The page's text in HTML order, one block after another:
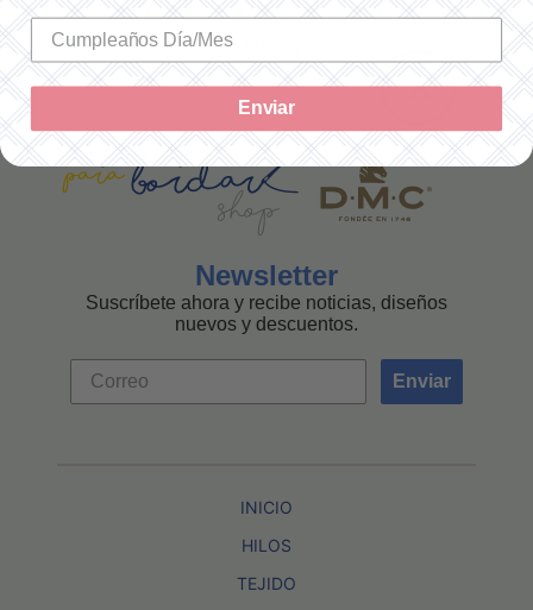
SOLO ENVÍOS A LA REPÚBLICA
MEXICANA
Newsletter
Suscríbete ahora y recibe noticias, diseños
nuevos y descuentos.
Enviar
INICIO
HILOS
TEJIDO
Enviar